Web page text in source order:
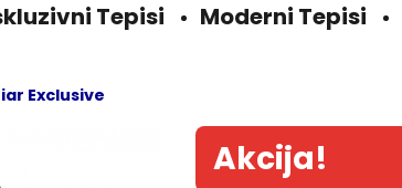
Tepisi Moderni Tepisi
Exclusive
Akcija!